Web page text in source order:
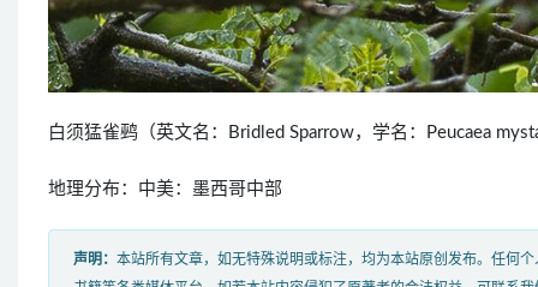
白须猛雀鹀（英文名：Bridled Sparrow，学名：Peucaea
地理分布：中美：墨西哥中部
声明： 本站所有文章，如无特殊说明或标注，均为本站原创发布。任何